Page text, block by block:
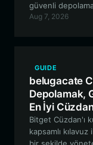
güvenli
yönetimi
Aug 7, 2026
GUIDE
belugacate
Depolamak,
En İyi
Bitget Cüzdan'ı
kapsamlı